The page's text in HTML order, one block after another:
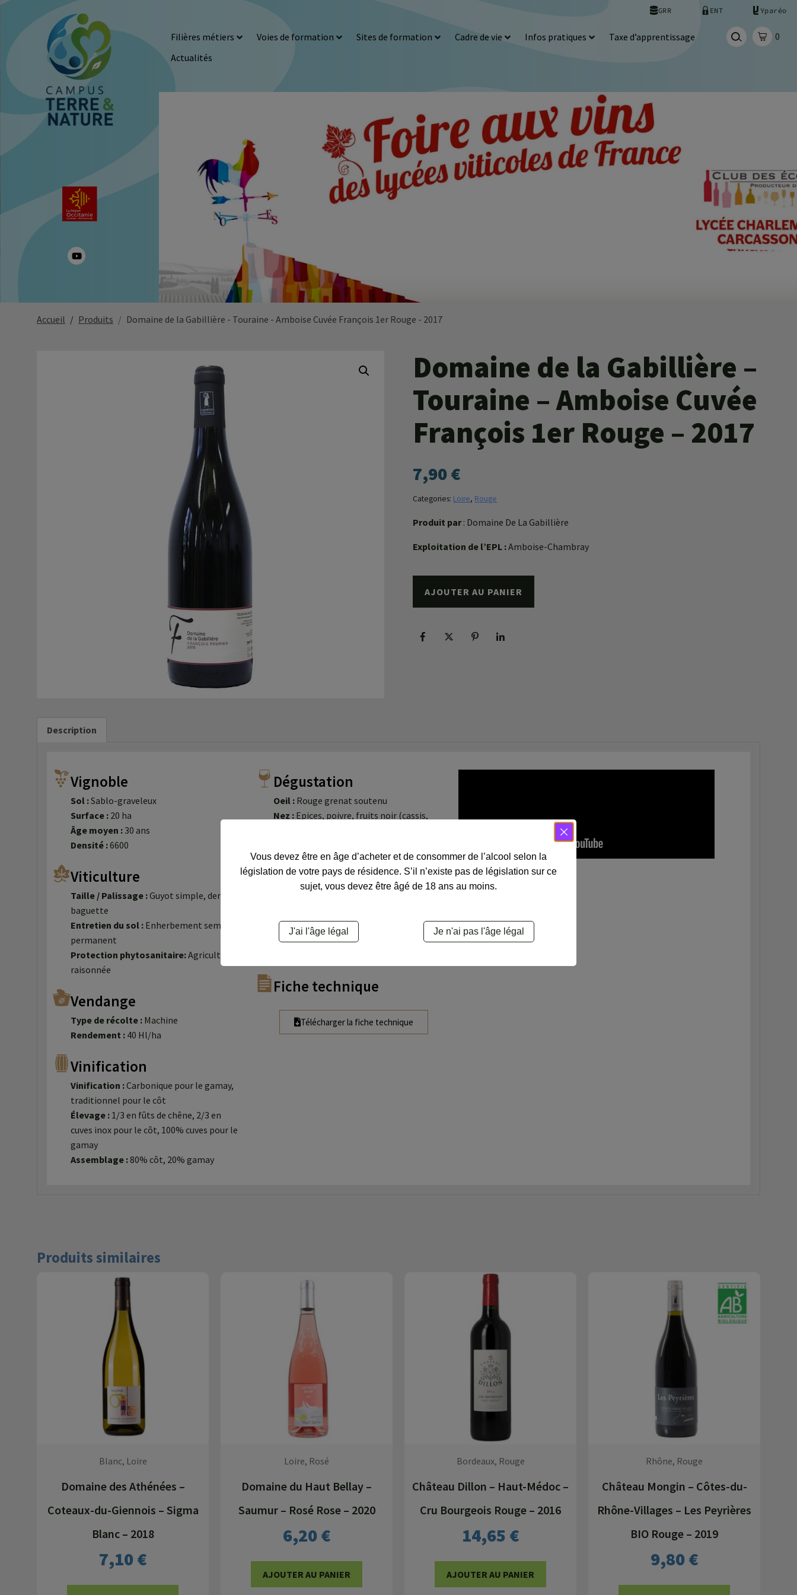
GRR ENT Yparéo
Filières métiers Voies de formation Sites de formation Cadre de vie Infos pratiques
Taxe d’apprentissage
Actualités
0
Accueil Produits Domaine de la Gabillière - Touraine - Amboise Cuvée François 1er Rouge - 2017
Domaine de la Gabillière –
Touraine – Amboise Cuvée
François 1er Rouge – 2017
7,90€
Categories: Loire, Rouge
Produit par: Domaine De La Gabillière
Exploitation de l’EPL :Amboise-Chambray
AJOUTER AU PANIER
Description
Vignoble
Sol :Sablo-graveleux
Surface : 20 ha
Âge moyen : 30 ans
Densité :6600
Viticulture
Taille / Palissage :Guyot simple, demi-
baguette
Entretien du sol : Enherbement semé
permanent
Protection phytosanitaire:Agriculture
raisonnée
Vendange
Type de récolte : Machine
Rendement : 40 Hl/ha
Vinification
Vinification :Carbonique pour le gamay,
traditionnel pour le côt
Élevage : 1/3 en fûts de chêne, 2/3 en
cuves inox pour le côt, 100% cuves pour le
gamay
Assemblage :80% côt, 20% gamay
Dégustation
Oeil : Rouge grenat soutenu
Nez : Epices, poivre, fruits noir (cassis,
gourmandes de fruits rouges frais. Tannins
amples
Température :15° C
Délicieux avec :Viandes en sauce, gibiers,
Fiche technique
Télécharger la fiche technique
Produits similaires
Blanc, Loire
Domaine des Athénées –
Coteaux-du-Giennois – Sigma
Blanc – 2018
7,10€
Loire, Rosé
Domaine du Haut Bellay –
Saumur – Rosé Rose – 2020
6,20€
AJOUTER AU PANIER
Bordeaux, Rouge
Château Dillon – Haut-Médoc –
Cru Bourgeois Rouge – 2016
14,65 €
AJOUTER AU PANIER
Rhône, Rouge
Château Mongin – Côtes-du-
Rhône-Villages – Les Peyrières
BIO Rouge – 2019
9,80€
Vous devez être en âge d’acheter et de consommer de l’alcool selon la
législation de votre pays de résidence. S’il n’existe pas de législation sur ce
sujet, vous devez être âgé de 18 ans au moins.
J'ai l'âge légal Je n'ai pas l'âge légal